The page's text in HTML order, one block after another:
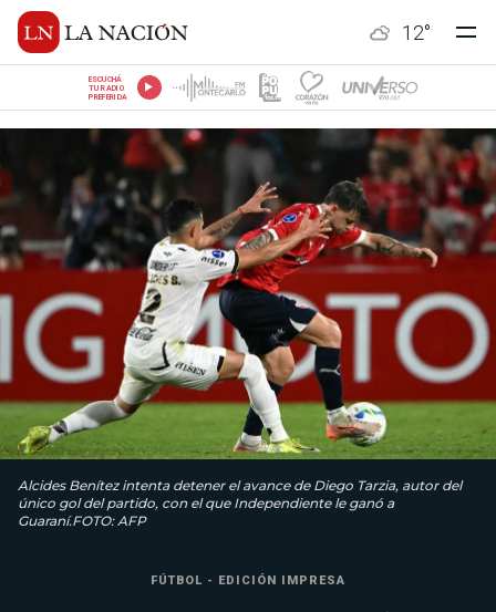
12°
ESCUCHÁ
TU RADIO
PREFERIDA
Alcides Benítez intenta detener el avance de Diego Tarzia, autor del
único gol del partido, con el que Independiente le ganó a
Guaraní.FOTO: AFP
FÚTBOL - EDICIÓN IMPRESA